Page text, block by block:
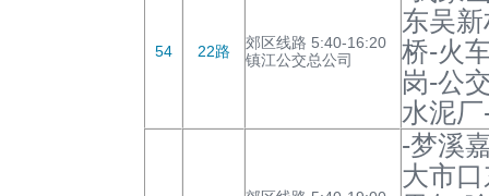
54 22路
郊区线路 5:40-16:20
镇江公交总公司
东吴
桥-火
岗-公
水泥
-梦溪
大市